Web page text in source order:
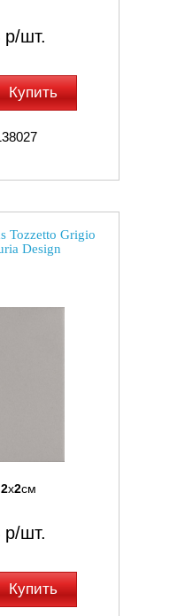
р/шт.
Купить
Tozzetto Grigio
Design
2x2см
р/шт.
Купить